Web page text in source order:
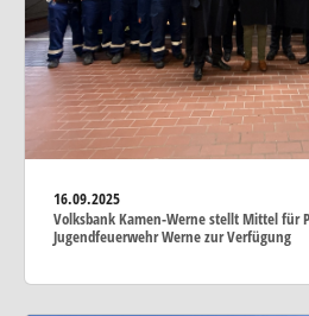
16.09.2025
Volksbank Kamen-Werne stellt Mittel für
Jugendfeuerwehr Werne zur Verfügung